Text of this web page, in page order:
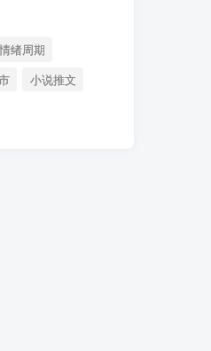
绪周期
小说推文
以及打板战法的精髓